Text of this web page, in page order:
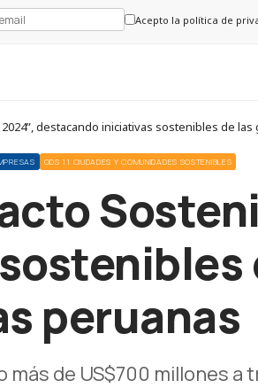
Acepto la política de
destacando iniciativas sostenibles de
ODS 11 CIUDADES Y COMUNIDADES SOSTENIBLES
peruanas
más de US$700 millones